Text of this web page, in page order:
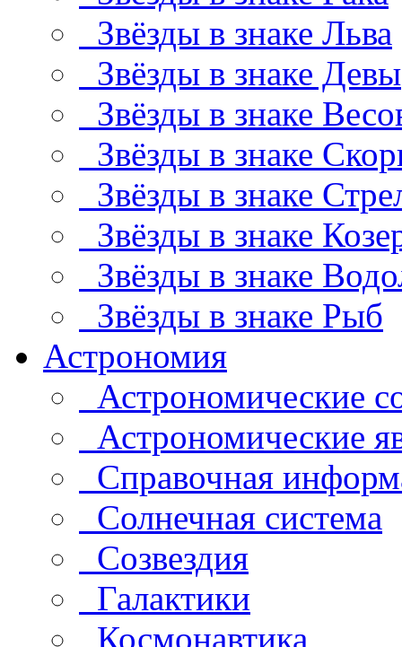
Звёзды в знаке Льва
Звёзды в знаке Девы
Звёзды в знаке
Звёзды в знаке
Звёзды в знаке
Звёзды в знаке
Звёзды в знаке
Звёзды в знаке Рыб
Астрономия
Астрономические
Астрономические
Справочная
Солнечная система
Созвездия
Галактики
Космонавтика